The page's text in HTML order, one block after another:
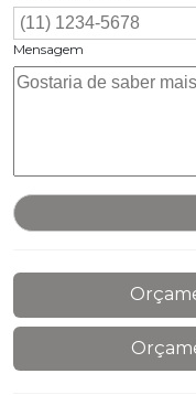
Mensagem